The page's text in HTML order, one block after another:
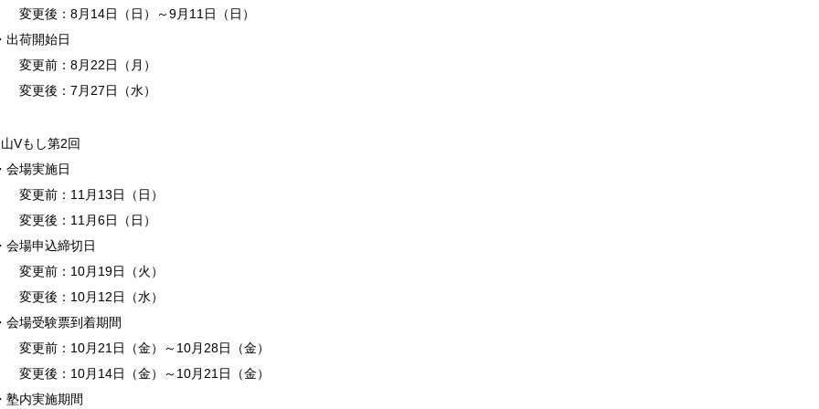
更後：8月14日（日）～9月11日（日）
出荷開始日
更前：8月22日（月）
更後：7月27日（水）
Vもし第2回
会場実施日
更前：11月13日（日）
更後：11月6日（日）
会場申込締切日
更前：10月19日（火）
更後：10月12日（水）
会場受験票到着期間
更前：10月21日（金）～10月28日（金）
更後：10月14日（金）～10月21日（金）
塾内実施期間